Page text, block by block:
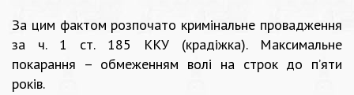
За цим фактом розпочато кримінальне провадження
за ч. 1 ст. 185 ККУ (крадіжка). Максимальне
покарання – обмеженням волі на строк до п’яти
років.